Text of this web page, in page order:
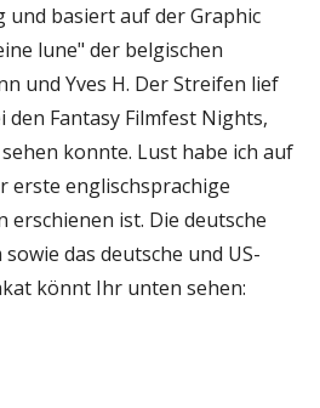
und basiert auf der Graphic
lune" der belgischen
und Yves H. Der Streifen lief
den Fantasy Filmfest Nights,
konnte. Lust habe ich auf
erste englischsprachige
erschienen ist. Die deutsche
das deutsche und US-
könnt Ihr unten sehen: